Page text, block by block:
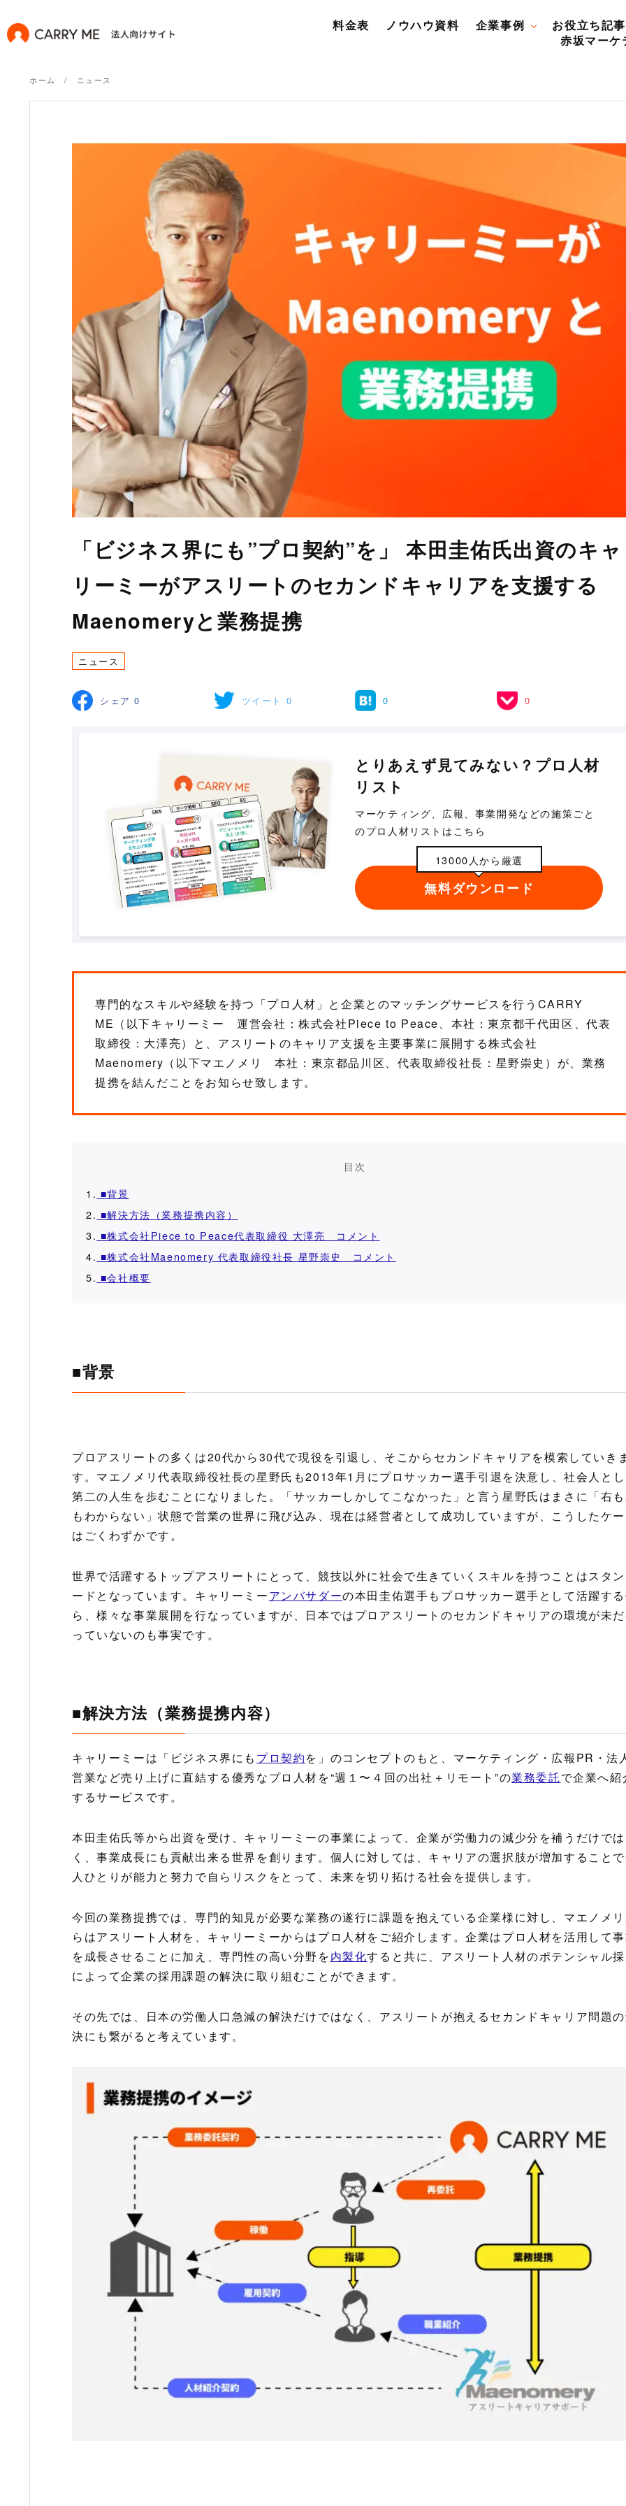
料金表 ノウハウ資料 企業事例 お役立ち記事
赤坂マーケ
ホーム ニュース
「ビジネス界にも”プロ契約”を」 本田圭佑氏出資のキャ
リーミーがアスリートのセカンドキャリアを支援する
Maenomeryと業務提携
ニュース
シェア 0 ツイート 0 0 0
とりあえず見てみない？プロ人材
リスト
マーケティング、広報、事業開発などの施策ごと
のプロ人材リストはこちら
13000人から厳選
無料ダウンロード
専門的なスキルや経験を持つ「プロ人材」と企業とのマッチングサービスを行うCARRY
ME（以下キャリーミー 運営会社：株式会社Piece to Peace、本社：東京都千代田区、代表
取締役：大澤亮）と、アスリートのキャリア支援を主要事業に展開する株式会社
Maenomery（以下マエノメリ 本社：東京都品川区、代表取締役社長：星野崇史）が、業務
提携を結んだことをお知らせ致します。
目次
1. ■背景
2. ■解決方法（業務提携内容）
3. ■株式会社Piece to Peace代表取締役 大澤亮 コメント
4. ■株式会社Maenomery 代表取締役社長 星野崇史 コメント
5. ■会社概要
■背景
プロアスリートの多くは20代から30代で現役を引退し、そこからセカンドキャリアを模索していきま
す。マエノメリ代表取締役社長の星野氏も2013年1月にプロサッカー選手引退を決意し、社会人とし
第二の人生を歩むことになりました。「サッカーしかしてこなかった」と言う星野氏はまさに「右
もわからない」状態で営業の世界に飛び込み、現在は経営者として成功していますが、こうしたケー
はごくわずかです。
世界で活躍するトップアスリートにとって、競技以外に社会で生きていくスキルを持つことはスタ
ードとなっています。キャリーミーアンバサダーの本田圭佑選手もプロサッカー選手として活躍す
ら、様々な事業展開を行なっていますが、日本ではプロアスリートのセカンドキャリアの環境が未
っていないのも事実です。
■解決方法（業務提携内容）
キャリーミーは「ビジネス界にも プロ契約を」のコンセプトのもと、マーケティング・広報PR・法
営業など売り上げに直結する優秀なプロ人材を“週１〜４回の出社＋リモート”の業務委託で企業へ紹
するサービスです。
本田圭佑氏等から出資を受け、キャリーミーの事業によって、企業が労働力の減少分を補うだけで
く、事業成長にも貢献出来る世界を創ります。個人に対しては、キャリアの選択肢が増加すること
人ひとりが能力と努力で自らリスクをとって、未来を切り拓ける社会を提供します。
今回の業務提携では、専門的知見が必要な業務の遂行に課題を抱えている企業様に対し、マエノメ
らはアスリート人材を、キャリーミーからはプロ人材をご紹介します。企業はプロ人材を活用して
を成長させることに加え、専門性の高い分野を内製化すると共に、アスリート人材のポテンシャル
によって企業の採用課題の解決に取り組むことができます。
その先では、日本の労働人口急減の解決だけではなく、アスリートが抱えるセカンドキャリア問題
決にも繋がると考えています。